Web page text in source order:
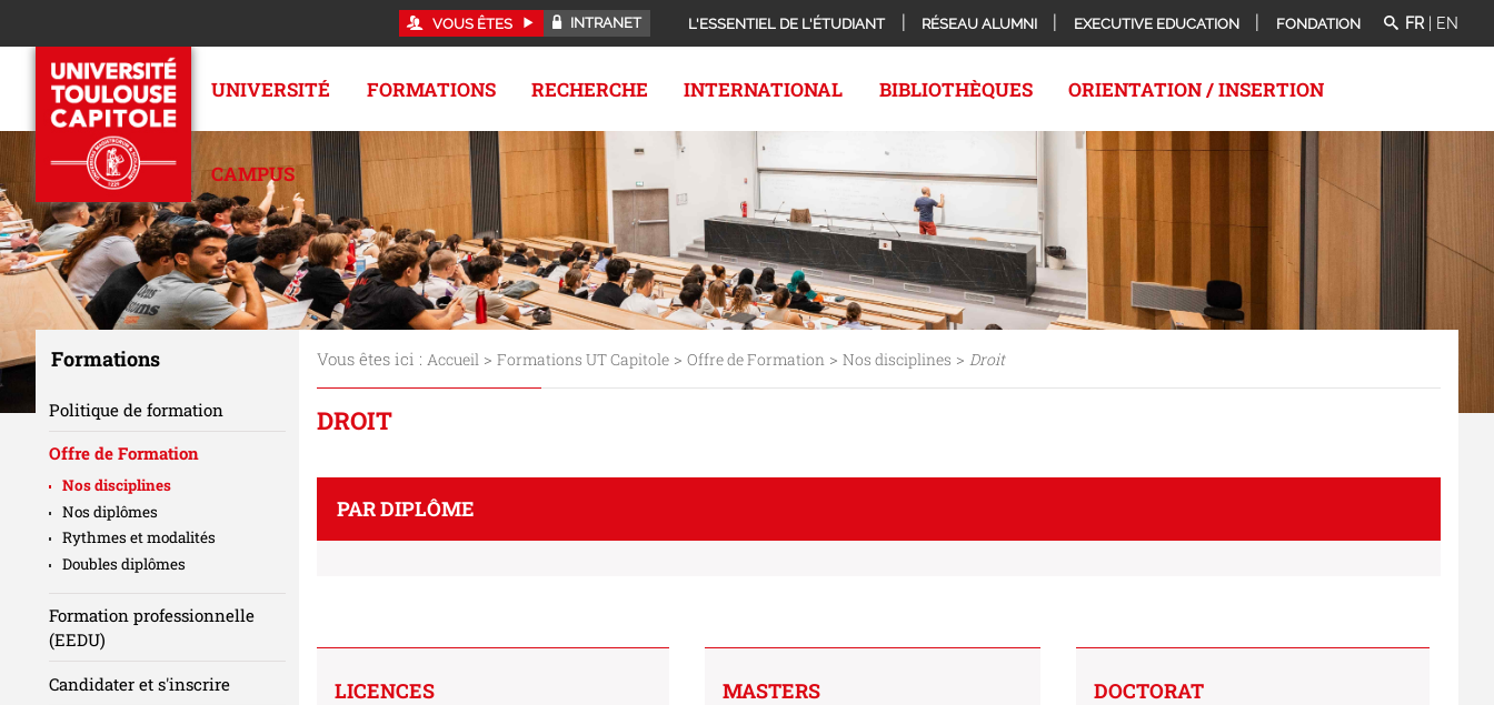
VOUS ÊTES INTRANET L'ESSENTIEL DE L'ÉTUDIANT RÉSEAU ALUMNI EXECUTIVE EDUCATION FONDATION FR EN
UNIVERSITÉ FORMATIONS RECHERCHE INTERNATIONAL BIBLIOTHÈQUES ORIENTATION / INSERTION
CAMPUS
Vous êtes ici : Accueil> Formations UT Capitole> Offre de Formation> Nos disciplines > Droit
DROIT
PAR DIPLÔME
LICENCES MASTERS DOCTORAT
Formations
Politique de formation
Offre de Formation
Nos disciplines
Nos diplômes
Rythmes et modalités
Doubles diplômes
Formation professionnelle
(EEDU)
Candidater et s'inscrire